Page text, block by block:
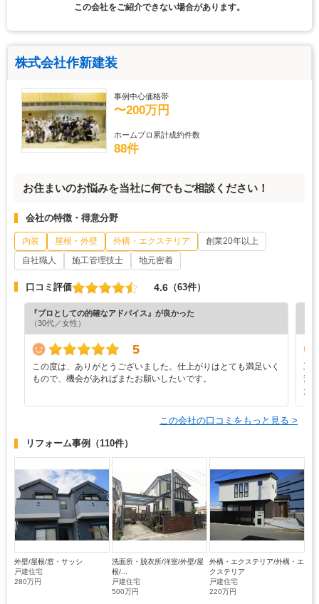
この会社をご紹介できない場合があります。
株式会社作新建装
事例中心価格帯
〜200万円
ホームプロ累計成約件数
88件
お住まいのお悩みを当社に何でもご相談ください！
会社の特徴・得意分野
内装 屋根・外壁 外構・エクステリア
創業20年以上
自社職人
施工管理技士 地元密着
口コミ評価 4.6 （63件）
『プロとしての的確なアドバイス』が良かった
（30代／女性）
5
この度は、ありがとうございました。仕上がりはとても満足いく
もので、機会があればまたお願いしたいです。
工
素
た
この会社の口コミをもっと見る >
リフォーム事例 （110件）
外壁/屋根/窓・サッシ
戸建住宅
280万円
洗面所・脱衣所/洋室/外壁/屋
根/...
戸建住宅
500万円
外構・エクステリア/外構・エ
クステリア
戸建住宅
220万円